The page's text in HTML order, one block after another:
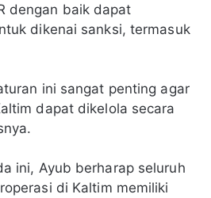
dengan baik dapat
dikenai sanksi, termasuk
ini sangat penting agar
dapat dikelola secara
ini, Ayub berharap seluruh
di Kaltim memiliki